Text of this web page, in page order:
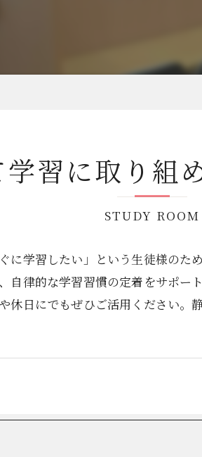
習に取り組
STUDY ROOM
に学習したい」という生徒様の
自律的な学習習慣の定着をサポ
日にでもぜひご活用ください。